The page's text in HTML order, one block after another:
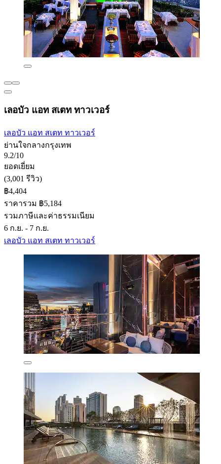
เลอบัว แอท สเตท ทาวเวอร์
เลอบัว แอท สเตท ทาวเวอร์
ย่านใจกลางกรุงเทพ
9.2/10
ยอดเยี่ยม
(3,001 รีวิว)
฿4,404
ราคารวม ฿5,184
รวมภาษีและค่าธรรมเนียม
6 ก.ย. - 7 ก.ย.
เลอบัว แอท สเตท ทาวเวอร์